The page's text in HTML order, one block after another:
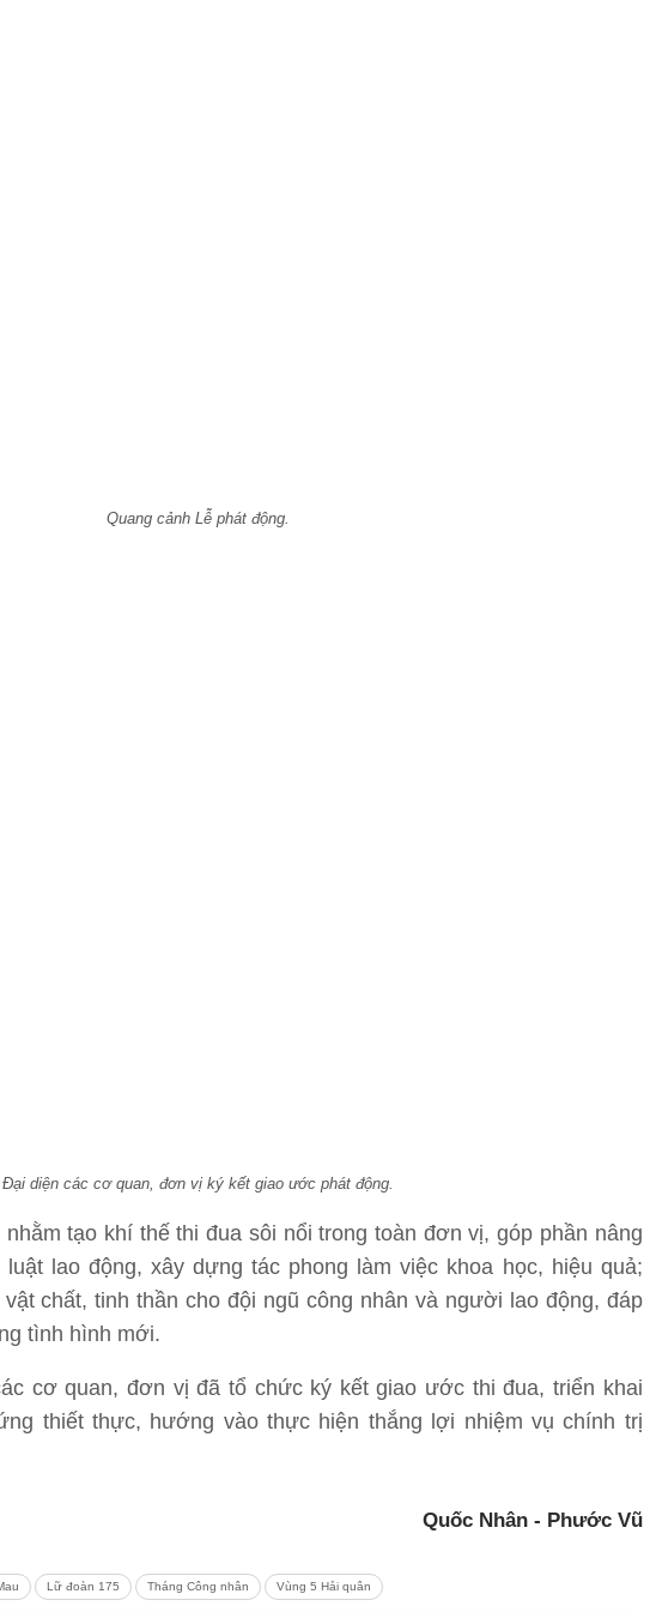
Quang cảnh Lễ phát động.
Đại diện các cơ quan, đơn vị ký kết giao ước phát động.
tạo khí thế thi đua sôi nổi trong toàn đơn vị, góp phần nâng
lao động, xây dựng tác phong làm việc khoa học, hiệu quả;
chất, tinh thần cho đội ngũ công nhân và người lao động, đáp
tình hình mới.
cơ quan, đơn vị đã tổ chức ký kết giao ước thi đua, triển khai
thiết thực, hướng vào thực hiện thắng lợi nhiệm vụ chính trị
Quốc Nhân - Phước Vũ
Lữ đoàn 175 Tháng Công nhân Vùng 5 Hải quân